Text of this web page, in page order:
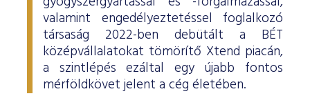
valamint engedélyeztetéssel foglalkozó
társaság 2022-ben debütált a BÉT
középvállalatokat tömörítő Xtend piacán,
a szintlépés ezáltal egy újabb fontos
mérföldkövet jelent a cég életében.